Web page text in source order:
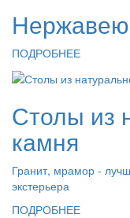
ПОДРОБНЕЕ
Столы из
камня
Гранит, мрамор -
экстерьера
ПОДРОБНЕЕ